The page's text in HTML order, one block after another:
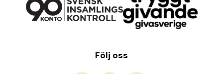
Följ oss